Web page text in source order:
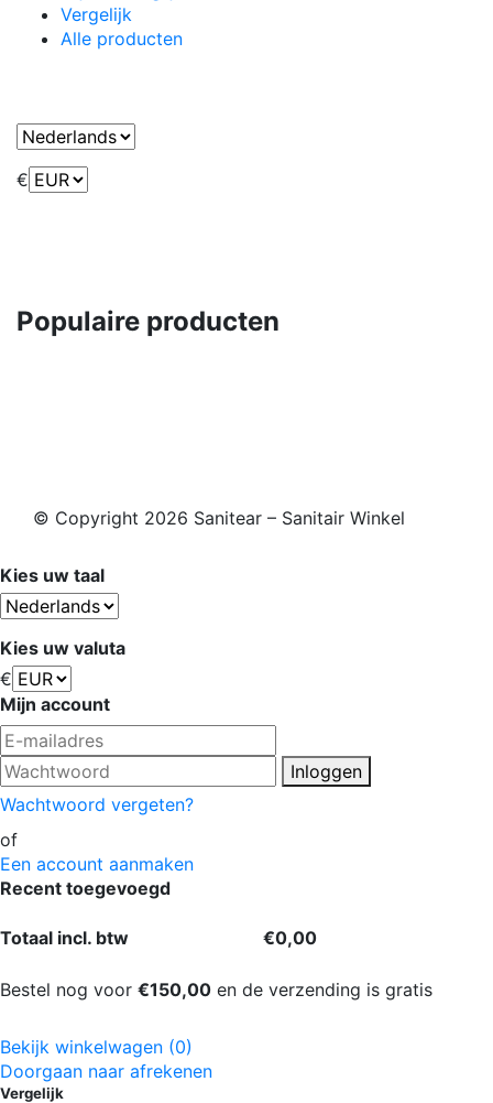
Vergelijk
Alle producten
€
Populaire producten
© Copyright 2026 Sanitear – Sanitair Winkel
Kies uw taal
Kies uw valuta
€
Mijn account
Inloggen
Wachtwoord vergeten?
of
Een account aanmaken
Recent toegevoegd
Totaal incl. btw €0,00
Bestel nog voor €150,00 en de verzending is gratis
Bekijk winkelwagen (0)
Doorgaan naar afrekenen
Vergelijk